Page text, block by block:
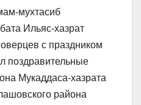
мухтасиб
Ильяс-хазрат
с праздником
поздравительные
Мукаддаса-хазрата
района